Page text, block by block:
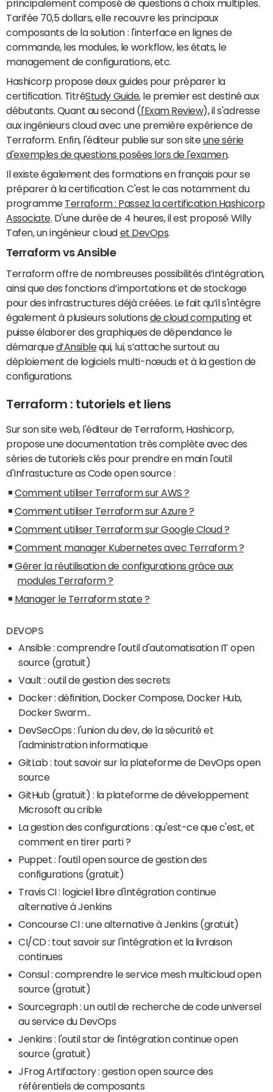
principalement composé de questions à choix multiples.
Tarifée 70,5 dollars, elle recouvre les principaux
composants de la solution : l'interface en lignes de
commande, les modules, le workflow, les états, le
management de configurations, etc.
Hashicorp propose deux guides pour préparer la
certification. TitréStudy Guide, le premier est destiné aux
débutants. Quant au second ( l'Exam Review), il s'adresse
aux ingénieurs cloud avec une première expérience de
Terraform. Enfin, l'éditeur publie sur son siteune série
d'exemples de questions posées lors de l'examen.
Il existe également des formations en français pour se
préparer à la certification. C'est le cas notamment du
programme Terraform : Passez la certification Hashicorp
Associate. D'une durée de 4 heures, il est proposé Willy
Tafen, un ingénieur cloud et DevOps
Terraform vs Ansible
Terraform offre de nombreuses possibilités d’intégration,
ainsi que des fonctions d’importations et de stockage
pour des infrastructures déjà créées. Le fait qu’il s'intègre
également à plusieurs solutions de cloud computing et
puisse élaborer des graphiques de dépendance le
démarqued’Ansiblequi, lui, s’attache surtout au
déploiement de logiciels multi-nœuds et à la gestion de
configurations.
Terraform : tutoriels et liens
Sur son site web, l'éditeur de Terraform, Hashicorp,
propose une documentation très complète avec des
séries de tutoriels clés pour prendre en main l'outil
d'Infrastucture as Code open source :
Comment utiliser Terraform sur AWS ?
Comment utiliser Terraform sur Azure ?
Comment utiliser Terraform sur Google Cloud ?
Comment manager Kubernetes avec Terraform ?
Gérer la réutilisation de configurations grâce aux
modules Terraform ?
Manager le Terraform state ?
DEVOPS
Ansible : comprendre l'outil d'automatisation IT open
source (gratuit)
Vault : outil de gestion des secrets
Docker : définition, Docker Compose, Docker Hub,
Docker Swarm...
DevSecOps : l'union du dev, de la sécurité et
l'administration informatique
GitLab : tout savoir sur la plateforme de DevOps open
source
GitHub (gratuit) : la plateforme de développement
Microsoft au crible
La gestion des configurations : qu'est-ce que c'est, et
comment en tirer parti ?
Puppet : l'outil open source de gestion des
configurations (gratuit)
Travis CI : logiciel libre d'intégration continue
alternative à Jenkins
Concourse CI : une alternative à Jenkins (gratuit)
CI/CD : tout savoir sur l'intégration et la livraison
continues
Consul : comprendre le service mesh multicloud open
source (gratuit)
Sourcegraph : un outil de recherche de code universel
au service du DevOps
Jenkins : l'outil star de l'intégration continue open
source (gratuit)
JFrog Artifactory : gestion open source des
référentiels de composants